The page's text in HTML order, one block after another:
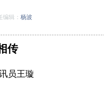
编辑： 杨波
传
员王璇